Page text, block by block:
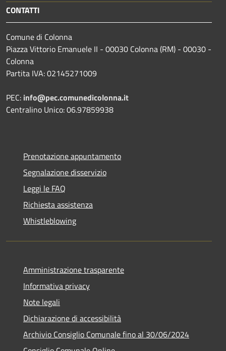
CONTATTI
Comune di Colonna
Piazza Vittorio Emanuele II - 00030 Colonna (RM) - 00030 -
Colonna
Partita IVA: 02145271009
PEC: info@pec.comunedicolonna.it
Centralino Unico: 06.97859938
Prenotazione appuntamento
Segnalazione disservizio
Leggi le FAQ
Richiesta assistenza
Whistleblowing
Amministrazione trasparente
Informativa privacy
Note legali
Dichiarazione di accessibilità
Archivio Consiglio Comunale fino al 30/06/2024